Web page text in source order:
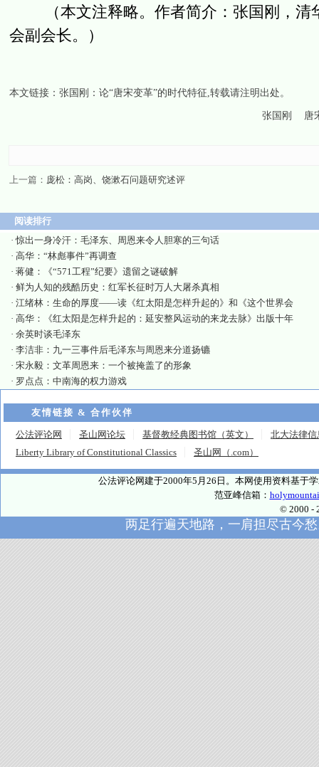
（本文注释略。作者简介：张国刚，清
会副会长。）
本文链接： 张国刚：论“唐宋变革”的时代特征,转载请注明出处。
张国刚 唐
上一篇： 庞松：高岗、饶漱石问题研究述评
阅读排行
·惊出一身冷汗：毛泽东、周恩来令人胆寒的三句话
· 高华：“林彪事件”再调查
· 蒋健：《“571工程”纪要》遗留之谜破解
· 鲜为人知的残酷历史：红军长征时万人大屠杀真相
· 江绪林：生命的厚度——读《红太阳是怎样升起的》和《这个世界会
· 高华：《红太阳是怎样升起的：延安整风运动的来龙去脉》出版十年
· 余英时谈毛泽东
· 李洁非：九一三事件后毛泽东与周恩来分道扬镳
· 宋永毅：文革周恩来：一个被掩盖了的形象
· 罗点点：中南海的权力游戏
友情链接 & 合作伙伴
公法评论网 圣山网论坛 基督教经典图书馆（英文）
北大法律信
Liberty Library of Constitutional Classics
圣山网（.com）
公法评论网建于2000年5月26日。本网使用资料基于
范亚峰信箱：
© 2000 -
两足行遍天地路，一肩担尽古今